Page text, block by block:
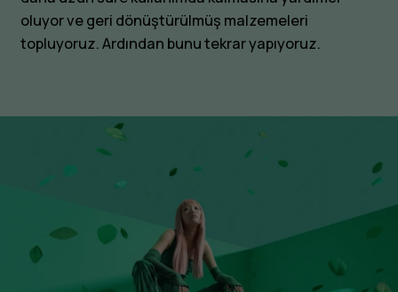
oluyor ve geri dönüştürülmüş malzemeleri
topluyoruz. Ardından bunu tekrar yapıyoruz.